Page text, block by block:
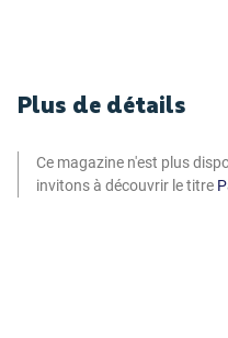
Plus de détails
Ce magazine n'est plus
invitons à découvrir le titre